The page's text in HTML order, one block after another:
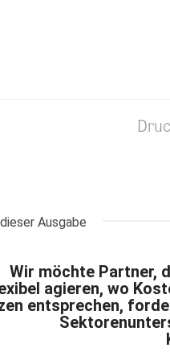
Ausgabe
Wir möchte Partner,
agieren, wo
entsprechen,